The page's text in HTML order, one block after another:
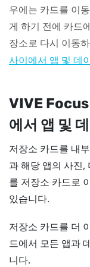
우에는 카드를 이
게 하기 전에 카드
장소로 다시 이동
사이에서 앱 및 데
VIVE Focus
에서 앱 및
저장소 카드를 내
과 해당 앱의 사진,
를 저장소 카드로
있습니다.
저장소 카드를 더
드에서 모든 앱과
니다.